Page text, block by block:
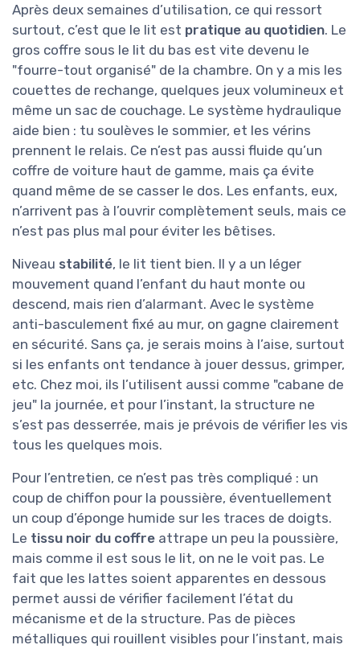
Après deux semaines d’utilisation, ce qui ressort
surtout, c’est que le lit est pratique au quotidien. Le
gros coffre sous le lit du bas est vite devenu le
"fourre-tout organisé" de la chambre. On y a mis les
couettes de rechange, quelques jeux volumineux et
même un sac de couchage. Le système hydraulique
aide bien : tu soulèves le sommier, et les vérins
prennent le relais. Ce n’est pas aussi fluide qu’un
coffre de voiture haut de gamme, mais ça évite
quand même de se casser le dos. Les enfants, eux,
n’arrivent pas à l’ouvrir complètement seuls, mais ce
n’est pas plus mal pour éviter les bêtises.
Niveau stabilité, le lit tient bien. Il y a un léger
mouvement quand l’enfant du haut monte ou
descend, mais rien d’alarmant. Avec le système
anti-basculement fixé au mur, on gagne clairement
en sécurité. Sans ça, je serais moins à l’aise, surtout
si les enfants ont tendance à jouer dessus, grimper,
etc. Chez moi, ils l’utilisent aussi comme "cabane de
jeu" la journée, et pour l’instant, la structure ne
s’est pas desserrée, mais je prévois de vérifier les vis
tous les quelques mois.
Pour l’entretien, ce n’est pas très compliqué : un
coup de chiffon pour la poussière, éventuellement
un coup d’éponge humide sur les traces de doigts.
Le tissu noir du coffre attrape un peu la poussière,
mais comme il est sous le lit, on ne le voit pas. Le
fait que les lattes soient apparentes en dessous
permet aussi de vérifier facilement l’état du
mécanisme et de la structure. Pas de pièces
métalliques qui rouillent visibles pour l’instant, mais